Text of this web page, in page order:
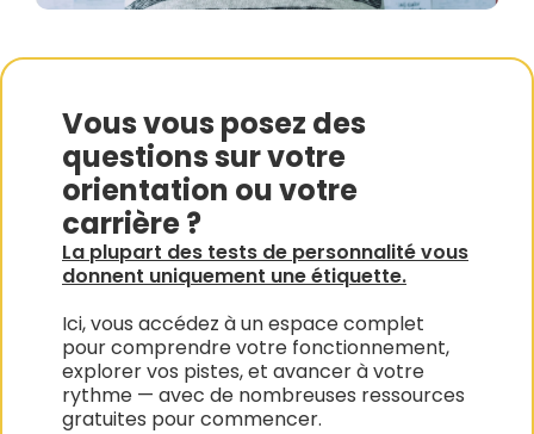
Vous vous posez des
questions sur votre
orientation ou votre
carrière ?
La plupart des tests de personnalité vous
donnent uniquement une étiquette.
Ici, vous accédez à un espace complet
pour comprendre votre fonctionnement,
explorer vos pistes, et avancer à votre
rythme — avec de nombreuses ressources
gratuites pour commencer.